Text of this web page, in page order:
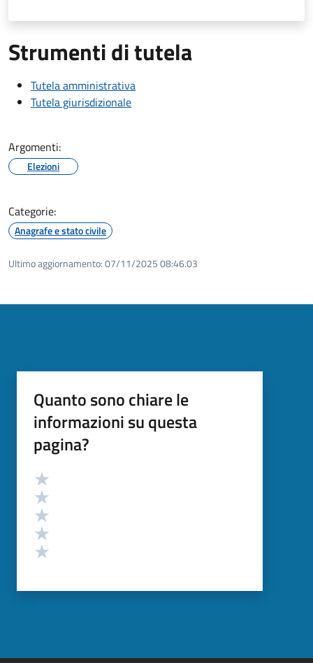
Strumenti di tutela
Tutela amministrativa
Tutela giurisdizionale
Argomenti:
Elezioni
Categorie:
Anagrafe e stato civile
Ultimo aggiornamento:07/11/2025 08:46.03
Quanto sono chiare le
informazioni su questa
pagina?
Valutazione